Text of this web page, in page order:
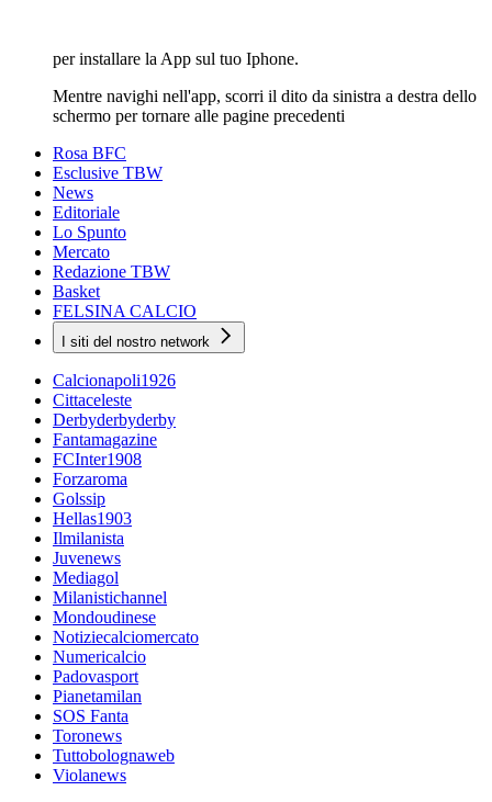
per installare la App sul tuo Iphone.
Mentre navighi nell'app, scorri il dito da sinistra a destra dello
schermo per tornare alle pagine precedenti
Rosa BFC
Esclusive TBW
News
Editoriale
Lo Spunto
Mercato
Redazione TBW
Basket
FELSINA CALCIO
I siti del nostro network
Calcionapoli1926
Cittaceleste
Derbyderbyderby
Fantamagazine
FCInter1908
Forzaroma
Golssip
Hellas1903
Ilmilanista
Juvenews
Mediagol
Milanistichannel
Mondoudinese
Notiziecalciomercato
Numericalcio
Padovasport
Pianetamilan
SOS Fanta
Toronews
Tuttobolognaweb
Violanews